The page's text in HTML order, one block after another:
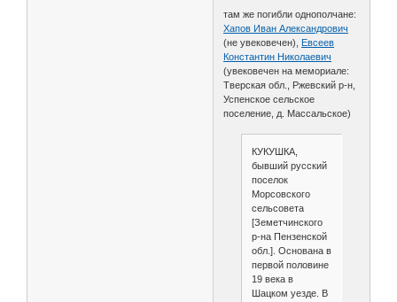
там же погибли однополчане:
Хапов Иван Александрович
(не увековечен), Евсеев
Константин Николаевич
(увековечен на мемориале:
Тверская обл., Ржевский р-н,
Успенское сельское
поселение, д. Массальское)
КУКУШКА,
бывший русский
поселок
Морсовского
сельсовета
[Земетчинского
р-на Пензенской
обл.]. Основана в
первой половине
19 века в
Шацком уезде. В